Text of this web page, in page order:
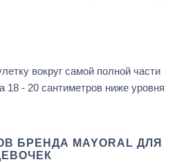
вокруг самой полной части
18 - 20 сантиметров ниже уровня
БРЕНДА MAYORAL ДЛЯ